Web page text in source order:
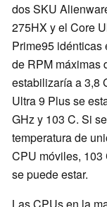
dos SKU
275HX y el Core
Prime95 idénticas
de RPM máximas
estabilizaría a 3,8
Ultra 9 Plus se
GHz y 103 C. Si
temperatura de
CPU móviles, 103
se puede estar.